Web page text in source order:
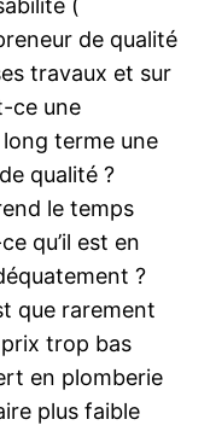
(
de qualité
travaux et sur
ce une
terme une
qualité ?
le temps
qu’il est en
?
que rarement
trop bas
en plomberie
plus faible